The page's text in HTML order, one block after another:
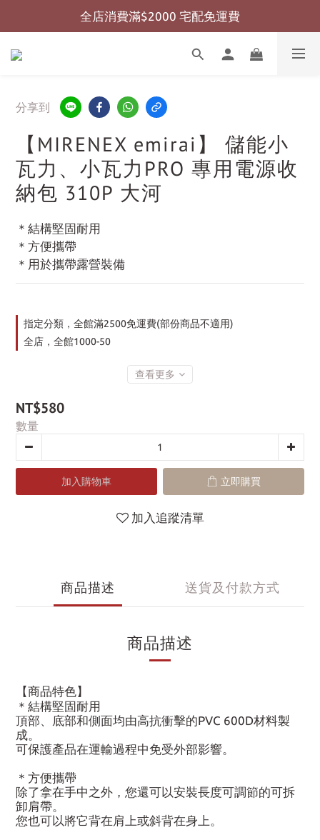
全店消費滿$999 超商免運費
全店消費滿$2000 宅配免運費
全店消費滿$999 超商免運費
分享到
【MIRENEX emirai】 儲能小
瓦力、小瓦力PRO 專用電源收
納包 310P 大河
＊結構堅固耐用
＊方便攜帶
＊用於攜帶露營裝備
指定分類，全館滿2500免運費(部份商品不適用)
全店，全館1000-50
查看更多
NT$580
數量
加入購物車 立即購買
加入追蹤清單
商品描述 送貨及付款方式
商品描述
【商品特色】
＊結構堅固耐用
頂部、底部和側面均由高抗衝擊的PVC 600D材料製
成。
可保護產品在運輸過程中免受外部影響。
＊方便攜帶
除了拿在手中之外，您還可以安裝長度可調節的可拆
卸肩帶。
您也可以將它背在肩上或斜背在身上。